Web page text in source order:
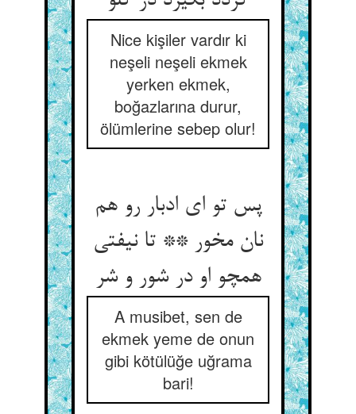
Nice kişiler vardır ki
neşeli neşeli ekmek
yerken ekmek,
boğazlarına durur,
ölümlerine sebep olur!
پس تو ای ادبار رو هم
نان مخور ** تا نیفتی
همچو او در شور و شر
A musibet, sen de
ekmek yeme de onun
gibi kötülüğe uğrama
bari!